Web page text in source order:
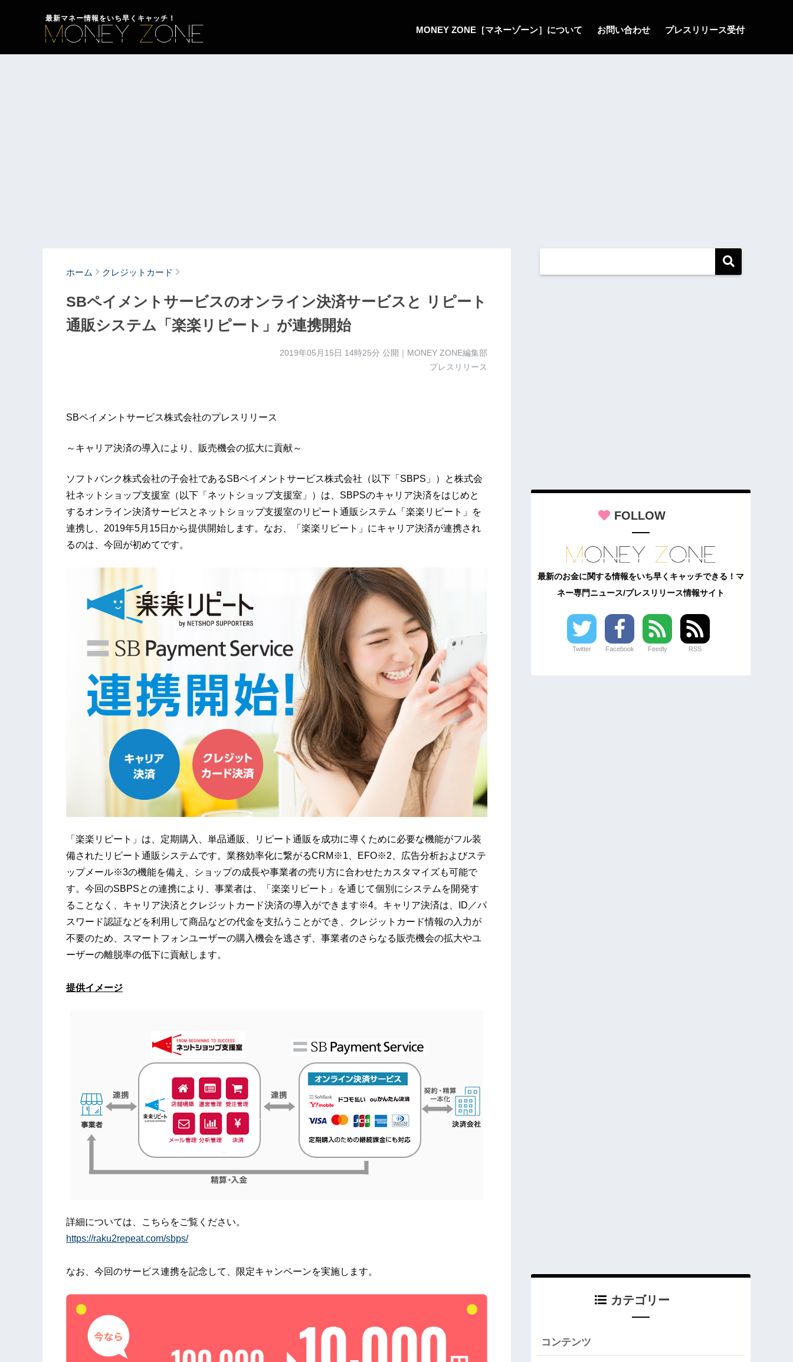
最新マネー情報をいち早くキャッチ！
MONEY ZONE［マネーゾーン］について お問い合わせ プレスリリース受付
ホーム クレジットカード
SBペイメントサービスのオンライン決済サービスと リピート
通販システム「楽楽リピート」が連携開始
2019年05月15日 14時25分 公開｜MONEY ZONE編集部
プレスリリース
SBペイメントサービス株式会社のプレスリリース
～キャリア決済の導入により、販売機会の拡大に貢献～
ソフトバンク株式会社の子会社であるSBペイメントサービス株式会社（以下「SBPS」）と株式会
社ネットショップ支援室（以下「ネットショップ支援室」）は、SBPSのキャリア決済をはじめと
するオンライン決済サービスとネットショップ支援室のリピート通販システム「楽楽リピート」を
連携し、2019年5月15日から提供開始します。なお、「楽楽リピート」にキャリア決済が連携され
るのは、今回が初めてです。
「楽楽リピート」は、定期購入、単品通販、リピート通販を成功に導くために必要な機能がフル装
備されたリピート通販システムです。業務効率化に繋がるCRM※1、EFO※2、広告分析およびステ
ップメール※3の機能を備え、ショップの成長や事業者の売り方に合わせたカスタマイズも可能で
す。今回のSBPSとの連携により、事業者は、「楽楽リピート」を通じて個別にシステムを開発す
ることなく、キャリア決済とクレジットカード決済の導入ができます※4。キャリア決済は、ID／パ
スワード認証などを利用して商品などの代金を支払うことができ、クレジットカード情報の入力が
不要のため、スマートフォンユーザーの購入機会を逃さず、事業者のさらなる販売機会の拡大やユ
ーザーの離脱率の低下に貢献します。
提供イメージ
詳細については、こちらをご覧ください。
https://raku2repeat.com/sbps/
なお、今回のサービス連携を記念して、限定キャンペーンを実施します。
FOLLOW
最新のお金に関する情報をいち早くキャッチできる！マ
ネー専門ニュース/プレスリリース情報サイト
Twitter Facebook Feedly RSS
カテゴリー
コンテンツ